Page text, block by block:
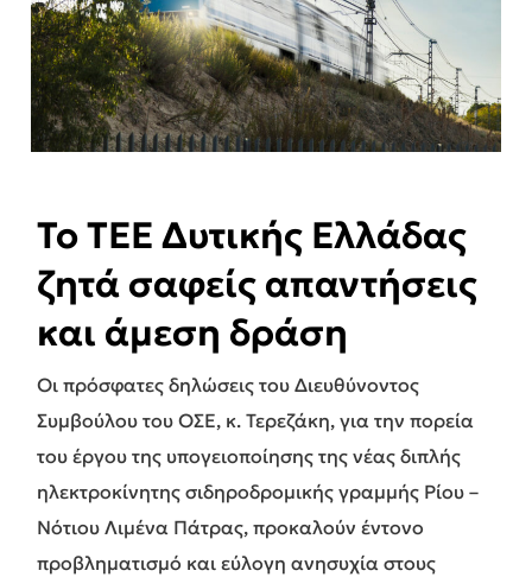
Το ΤΕΕ Δυτικής Ελλάδας
ζητά σαφείς απαντήσεις
και άμεση δράση
Οι πρόσφατες δηλώσεις του Διευθύνοντος
Συμβούλου του ΟΣΕ, κ. Τερεζάκη, για την πορεία
του έργου της υπογειοποίησης της νέας διπλής
ηλεκτροκίνητης σιδηροδρομικής γραμμής Ρίου –
Νότιου Λιμένα Πάτρας, προκαλούν έντονο
προβληματισμό και εύλογη ανησυχία στους